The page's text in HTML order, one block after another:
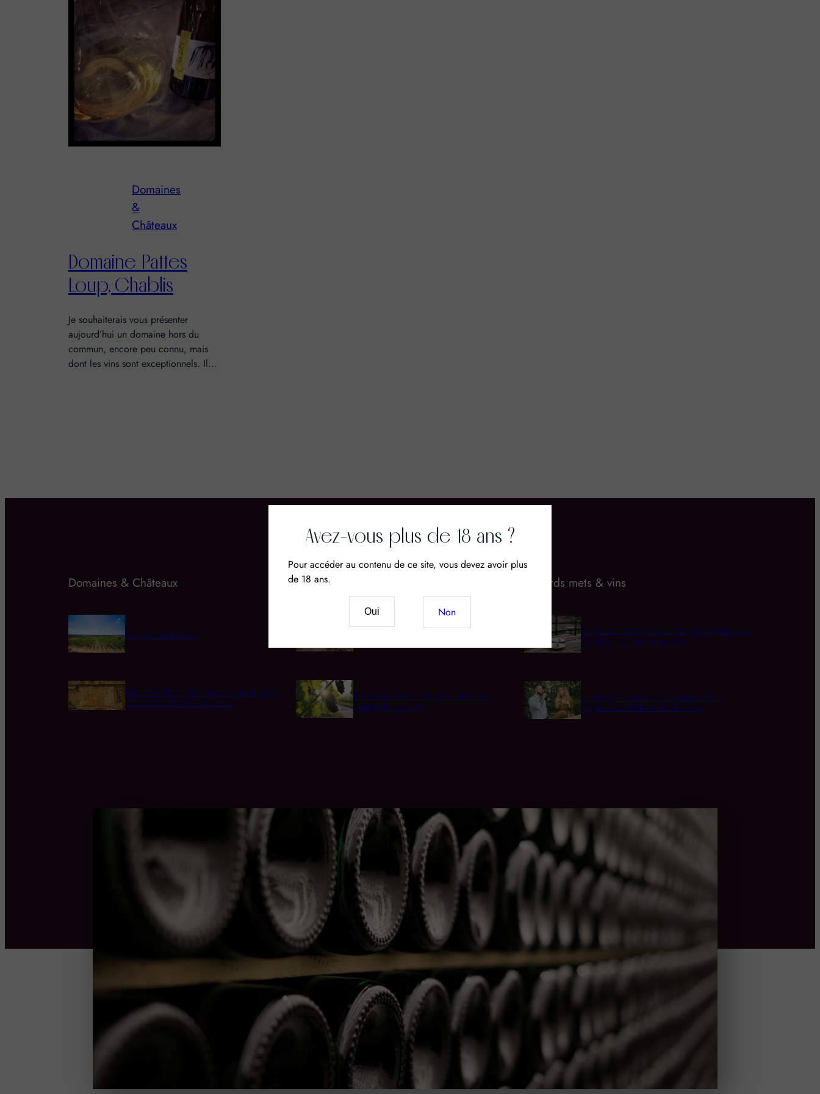
Domaines
&
Châteaux
Domaine Pattes
Loup, Chablis
Je souhaiterais vous présenter
aujourd’hui un domaine hors du
commun, encore peu connu, mais
dont les vins sont exceptionnels. Il…
Domaines & Châteaux
Domaine d’Aupilhac
Une bouteille de Romanée-Conti adjugée
558.000 dollars, un record
Cépages
Vin & CBD : Le nouveau mariage des sens et du
Les conséquences du réchauffement
climatique sur le vin
Accords mets & vins
Quel rosé boire cet été ? Le grand guide des
5 styles, moments et accords
L’Horloge Champenoise : Apprendre à
Déguster les Bulles au Fil du Jour
Avez-vous plus de 18 ans ?
Pour accéder au contenu de ce site, vous devez avoir plus
de 18 ans.
Oui Non